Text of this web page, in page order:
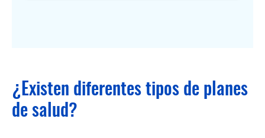
¿Existen diferentes tipos de planes
de salud?